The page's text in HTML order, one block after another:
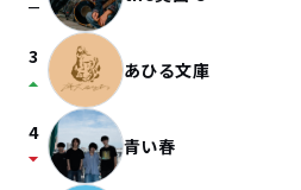
check_indeterminate_small
3
arrow_drop_up あひる文庫
4
arrow_drop_down 青い春